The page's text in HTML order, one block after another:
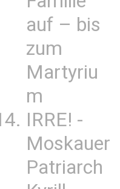
auf – bis
zum
Martyriu
m
IRRE! -
Moskauer
Patriarch